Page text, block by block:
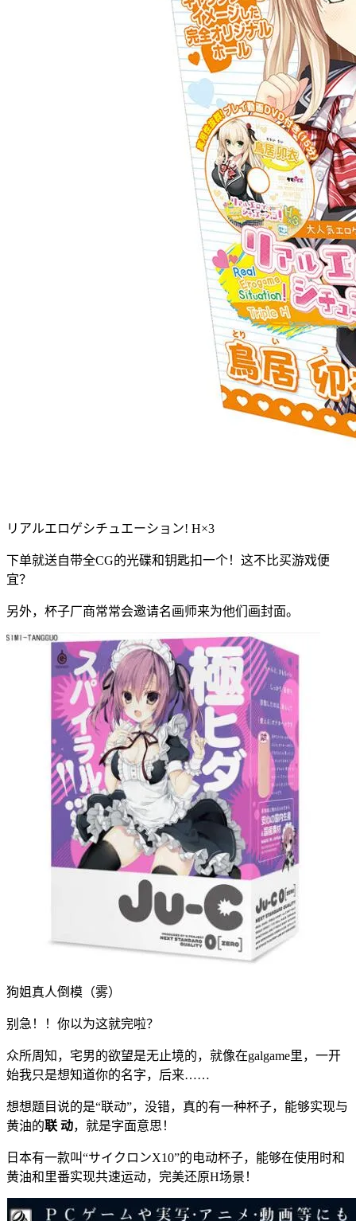
リアルエロゲシチュエーション! H×3
下单就送自带全CG的光碟和钥匙扣一个！这不比买游戏便
宜？
另外，杯子厂商常常会邀请名画师来为他们画封面。
狗姐真人倒模（雾）
别急！！你以为这就完啦？
众所周知，宅男的欲望是无止境的，就像在galgame里，一开
始我只是想知道你的名字，后来……
想想题目说的是“联动”，没错，真的有一种杯子，能够实现与
黄油的联 动，就是字面意思！
日本有一款叫“サイクロンX10”的电动杯子，能够在使用时和
黄油和里番实现共速运动，完美还原H场景！